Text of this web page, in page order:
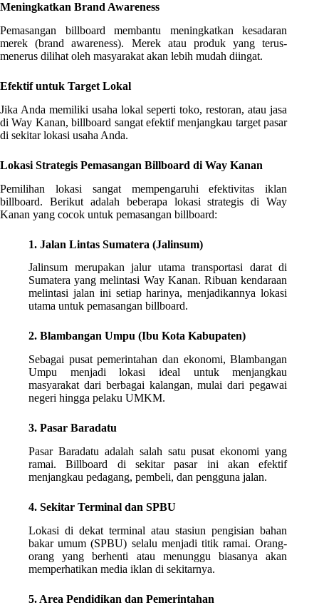
Meningkatkan Brand Awareness
Pemasangan billboard membantu meningkatkan kesadaran
merek (brand awareness). Merek atau produk yang terus-
menerus dilihat oleh masyarakat akan lebih mudah diingat.
Efektif untuk Target Lokal
Jika Anda memiliki usaha lokal seperti toko, restoran, atau jasa
di Way Kanan, billboard sangat efektif menjangkau target pasar
di sekitar lokasi usaha Anda.
Lokasi Strategis Pemasangan Billboard di Way Kanan
Pemilihan lokasi sangat mempengaruhi efektivitas iklan
billboard. Berikut adalah beberapa lokasi strategis di Way
Kanan yang cocok untuk pemasangan billboard:
1. Jalan Lintas Sumatera (Jalinsum)
Jalinsum merupakan jalur utama transportasi darat di
Sumatera yang melintasi Way Kanan. Ribuan kendaraan
melintasi jalan ini setiap harinya, menjadikannya lokasi
utama untuk pemasangan billboard.
2. Blambangan Umpu (Ibu Kota Kabupaten)
Sebagai pusat pemerintahan dan ekonomi, Blambangan
Umpu menjadi lokasi ideal untuk menjangkau
masyarakat dari berbagai kalangan, mulai dari pegawai
negeri hingga pelaku UMKM.
3. Pasar Baradatu
Pasar Baradatu adalah salah satu pusat ekonomi yang
ramai. Billboard di sekitar pasar ini akan efektif
menjangkau pedagang, pembeli, dan pengguna jalan.
4. Sekitar Terminal dan SPBU
Lokasi di dekat terminal atau stasiun pengisian bahan
bakar umum (SPBU) selalu menjadi titik ramai. Orang-
orang yang berhenti atau menunggu biasanya akan
memperhatikan media iklan di sekitarnya.
5. Area Pendidikan dan Pemerintahan